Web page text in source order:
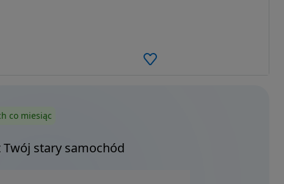
co miesiąc
stary samochód